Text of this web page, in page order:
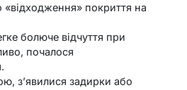
покриття на
болюче відчуття при
почалося
з’явилися задирки або